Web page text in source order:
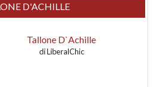
D'ACHILLE
Tallone D`Achille
diLiberalChic